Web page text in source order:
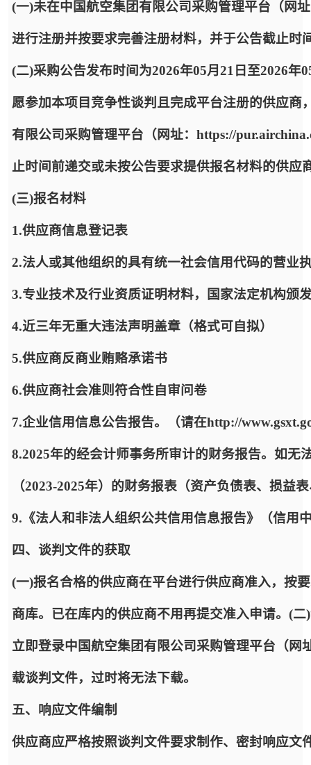
(一)未在中国航空集团有限公司采购管理平台（网
进行注册并按要求完善注册材料，并于公告截止时
(二)采购公告发布时间为2026年05月21日至2026
愿参加本项目竞争性谈判且完成平台注册的供应
有限公司采购管理平台（网址：https://
止时间前递交或未按公告要求提供报名材料的供
(三)报名材料
1.供应商信息登记表
2.法人或其他组织的具有统一社会信用代码的营业
3.专业技术及行业资质证明材料，国家法定机构颁
4.近三年无重大违法声明盖章（格式可自拟）
5.供应商反商业贿赂承诺书
6.供应商社会准则符合性自审问卷
7.企业信用信息公告报告。（请在http://
8.2025年的经会计师事务所审计的财务报告。如无
（2023-2025年）的财务报表（资产负债表、损益
9.《法人和非法人组织公共信用信息报告》（信用
四、谈判文件的获取
(一)报名合格的供应商在平台进行供应商准入，按
商库。已在库内的供应商不用再提交准入申请。(
立即登录中国航空集团有限公司采购管理平台（
载谈判文件，过时将无法下载。
五、响应文件编制
供应商应严格按照谈判文件要求制作、密封响应文